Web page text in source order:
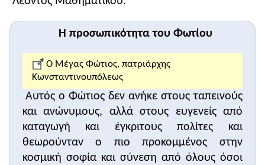
παραπάνω). Ο Βάρδας, όπως πολλοί ηγεμόνες και
Αναγέννησης, συνέβαλε στην πρόοδο των
επιστημών με χρηματικές χορηγίες και την
ενθάρρυνση των κλίσεων των ταλαντούχων
φοιτητών, προφανώς με οικονομικά και ηθικά
μέτρα (πρώτη ερώτηση).
Πανεπιστήμονες διανοουμένους παρήγαγε
κυρίως η Κλασική Αρχαιότητα και η Αναγέννηση. Τα
χαρακτηριστικότερα παραδείγματα
Η προσωπικότητα του Φωτίου
Ο Μέγας Φώτιος, πατριάρχης
Κωνσταντινουπόλεως
Αυτός ο Φώτιος δεν ανήκε στους ταπεινούς
και ανώνυμους, αλλά στους ευγενείς από
καταγωγή και έγκριτους πολίτες και
θεωρούνταν ο πιο προκομμένος στην
κοσμική σοφία και σύνεση από όλους όσοι